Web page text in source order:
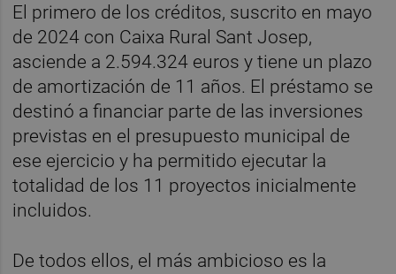
El primero de los créditos, suscrito en mayo
de 2024 con Caixa Rural Sant Josep,
asciende a 2.594.324 euros y tiene un plazo
de amortización de 11 años. El préstamo se
destinó a financiar parte de las inversiones
previstas en el presupuesto municipal de
ese ejercicio y ha permitido ejecutar la
totalidad de los 11 proyectos inicialmente
incluidos.
De todos ellos, el más ambicioso es la